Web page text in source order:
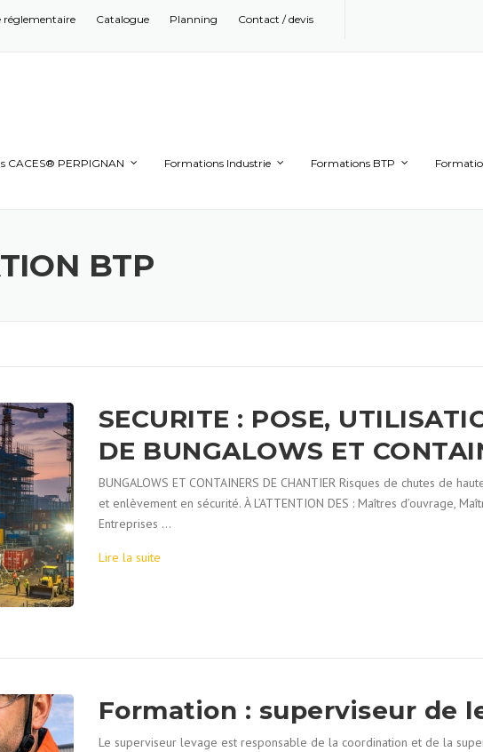
réglementaire Catalogue Planning Contact / devis
CACES® PERPIGNAN Formations Industrie Formations BTP
BTP
SECURITE : POSE,
DE BUNGALOWS ET
BUNGALOWS ET CONTAINERS DE CHANTIER Risques de chutes de
et enlèvement en sécurité. À L’ATTENTION DES : Maîtres d’ouvrage,
Entreprises …
Lire la suite
Formation : superviseur de
Le superviseur levage est responsable de la coordination et de la